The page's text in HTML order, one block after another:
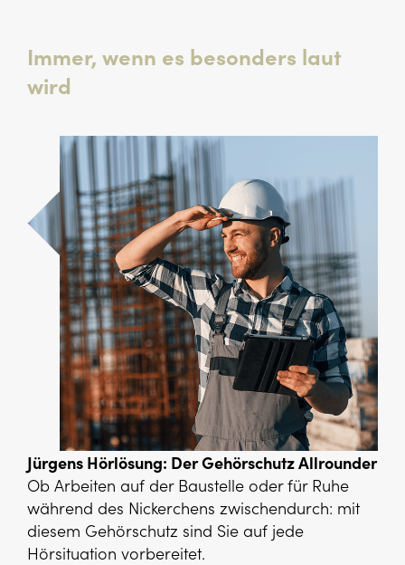
Immer, wenn es besonders laut
wird
Jürgens Hörlösung: Der Gehörschutz Allrounder
Ob Arbeiten auf der Baustelle oder für Ruhe
während des Nickerchens zwischendurch: mit
diesem Gehörschutz sind Sie auf jede
Hörsituation vorbereitet.